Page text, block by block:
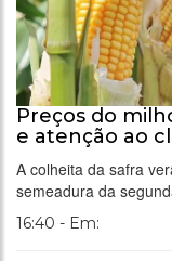
Preços do
e atenção ao
A colheita da safra
semeadura da
16:40 - Em: